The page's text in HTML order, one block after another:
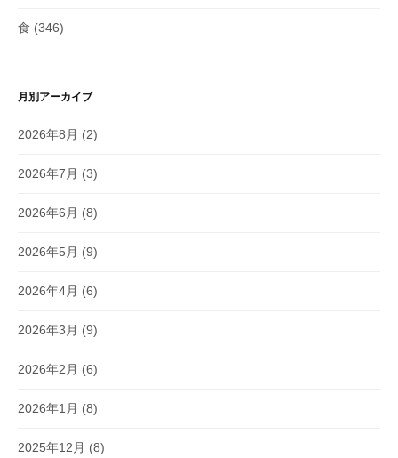
食 (346)
月別アーカイブ
2026年8月 (2)
2026年7月 (3)
2026年6月 (8)
2026年5月 (9)
2026年4月 (6)
2026年3月 (9)
2026年2月 (6)
2026年1月 (8)
2025年12月 (8)